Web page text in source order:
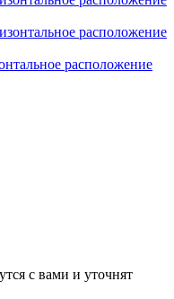
расположение
с вами и уточнят